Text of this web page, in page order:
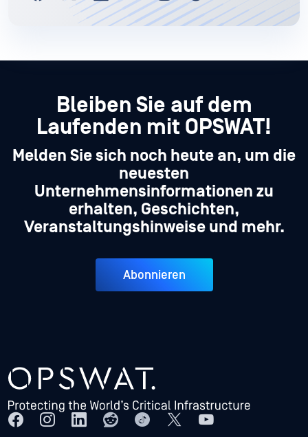
Bleiben Sie auf dem
Laufenden mit OPSWAT!
Melden Sie sich noch heute an, um die
neuesten
Unternehmensinformationen zu
erhalten, Geschichten,
Veranstaltungshinweise und mehr.
Abonnieren